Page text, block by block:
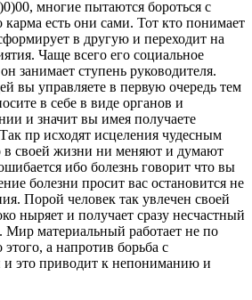
многие пытаются бороться с
есть они сами. Тот кто понимает
в другую и переходит на
Чаще всего его социальное
занимает ступень руководителя.
вы управляете в первую очередь тем
в себе в виде органов и
и значит вы имея получаете
пр исходят исцеления чудесным
в своей жизни ни меняют и думают
ибо болезнь говорит что вы
болезни просит вас остановится не
Порой человек так увлечен своей
ныряет и получает сразу несчастный
Мир материальный работает не по
а напротив борьба с
это приводит к непониманию и